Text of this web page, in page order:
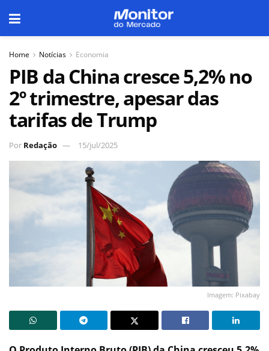
Home Notícias Economia
PIB da China cresce 5,2% no
2º trimestre, apesar das
tarifas de Trump
Por Redação 15/jul/2025
Imagem: Pixabay